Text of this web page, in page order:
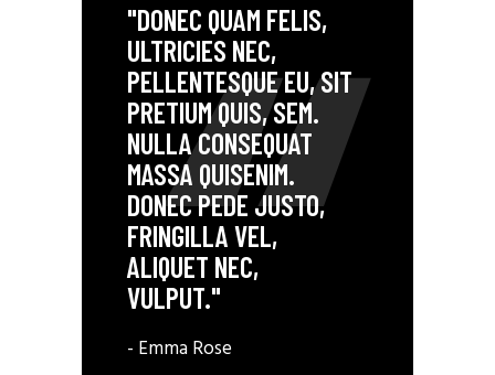
"DONEC QUAM FELIS,
ULTRICIES NEC,
PELLENTESQUE EU, SIT
PRETIUM QUIS, SEM.
NULLA CONSEQUAT
MASSA QUISENIM.
DONEC PEDE JUSTO,
FRINGILLA VEL,
ALIQUET NEC,
VULPUT."
- Emma Rose